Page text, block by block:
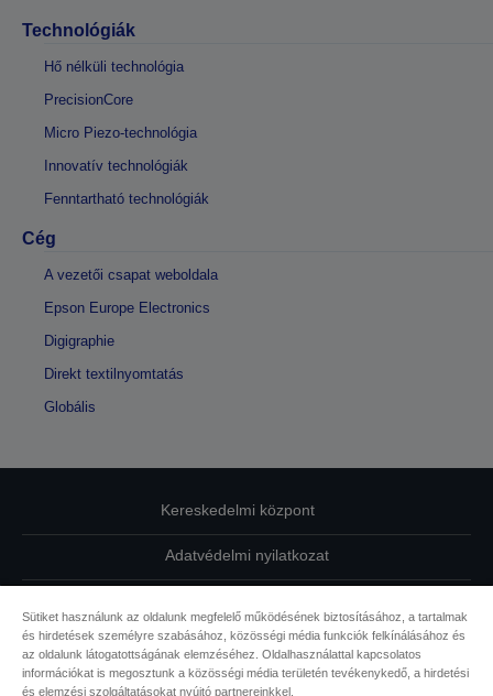
Technológiák
Hő nélküli technológia
PrecisionCore
Micro Piezo-technológia
Innovatív technológiák
Fenntartható technológiák
Cég
A vezetői csapat weboldala
Epson Europe Electronics
Digigraphie
Direkt textilnyomtatás
Globális
Kereskedelmi központ
Adatvédelmi nyilatkozat
Kapcsolatfelvétel
Sütikkel kapcsolatos információk
Sütiket használunk az oldalunk megfelelő működésének biztosításához, a tartalmak
és hirdetések személyre szabásához, közösségi média funkciók felkínálásához és
az oldalunk látogatottságának elemzéséhez. Oldalhasználattal kapcsolatos
információkat is megosztunk a közösségi média területén tevékenykedő, a hirdetési
és elemzési szolgáltatásokat nyújtó partnereinkkel.